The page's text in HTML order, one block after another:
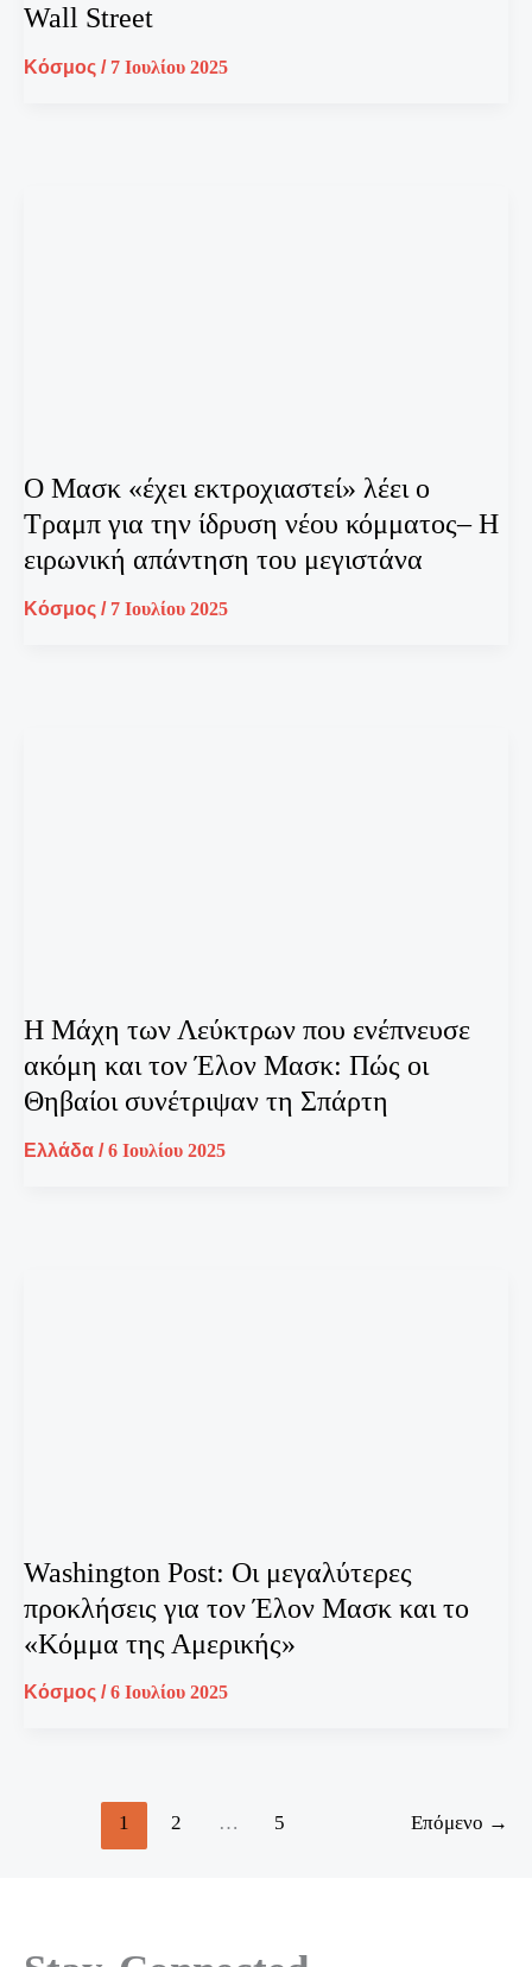
Wall Street
Κόσμος / 7 Ιουλίου 2025
O Μασκ «έχει εκτροχιαστεί» λέει ο
Τραμπ για την ίδρυση νέου κόμματος– Η
ειρωνική απάντηση του μεγιστάνα
Κόσμος / 7 Ιουλίου 2025
Η Μάχη των Λεύκτρων που ενέπνευσε
ακόμη και τον Έλον Μασκ: Πώς οι
Θηβαίοι συνέτριψαν τη Σπάρτη
Ελλάδα /6 Ιουλίου 2025
Washington Post: Οι μεγαλύτερες
προκλήσεις για τον Έλον Μασκ και το
«Κόμμα της Αμερικής»
Κόσμος /6 Ιουλίου 2025
1 2 … 5 Επόμενο →